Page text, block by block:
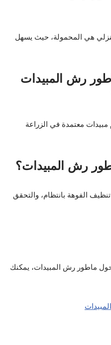
هي المحمولة، حيث يسهل
رش المبيدات
معتمدة في الزراعة
رش المبيدات؟
الفوهة بانتظام، والتحقق
ماطور رش المبيدات، يمكنك